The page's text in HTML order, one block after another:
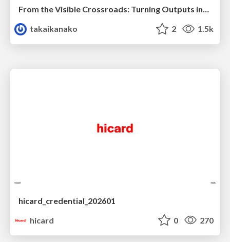
From the Visible Crossroads: Turning Outputs into Outcomes
takaikanako
2 1.5k
hicard_credential_202601
hicard
0 270